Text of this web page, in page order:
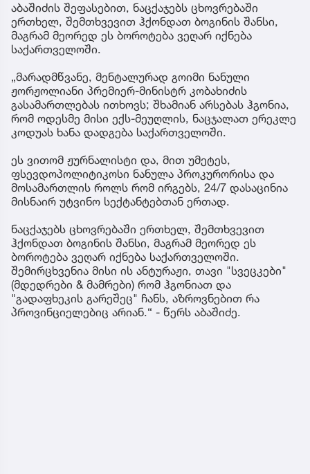
აბაშიძის შეფასებით, ნაცქაჯებს ცხოვრებაში
ერთხელ, შემთხვევით ჰქონდათ ბოგინის შანსი,
მაგრამ მეორედ ეს ბოროტება ვეღარ იქნება
საქართველოში.
„მარადმწვანე, მენტალურად გოიმი ნანული
ჟორჟოლიანი პრემიერ-მინისტრ კობახიძის
გასამართლებას ითხოვს; შხამიან არსებას ჰგონია,
რომ ოდესმე მისი ექს-მეუღლის, ნაცჯალათ ერეკლე
კოდუას ხანა დადგება საქართველოში.
ეს ვითომ ჟურნალისტი და, მით უმეტეს,
ფსევდოპოლიტიკოსი ნანულა პროკურორისა და
მოსამართლის როლს რომ ირგებს, 24/7 დასაცინია
მისნაირ უტვინო სექტანტებთან ერთად.
ნაცქაჯებს ცხოვრებაში ერთხელ, შემთხვევით
ჰქონდათ ბოგინის შანსი, მაგრამ მეორედ ეს
ბოროტება ვეღარ იქნება საქართველოში.
შემირცხვენია მისი ის ანტურაჟი, თავი "სვეცკები"
(მდედრები & მამრები) რომ ჰგონიათ და
"გადაფხეკის გარეშეც" ჩანს, აზროვნებით რა
პროვინციელებიც არიან.“ - წერს აბაშიძე.